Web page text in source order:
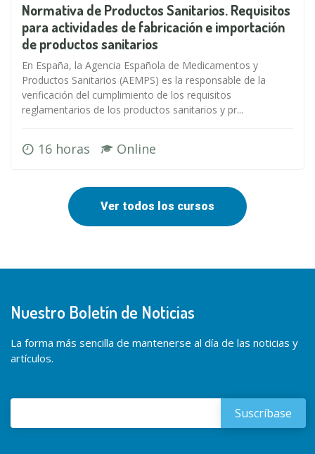
Normativa de Productos Sanitarios. Requisitos
para actividades de fabricación e importación
de productos sanitarios
En España, la Agencia Española de Medicamentos y
Productos Sanitarios (AEMPS) es la responsable de la
verificación del cumplimiento de los requisitos
reglamentarios de los productos sanitarios y pr...
16 horas Online
Ver todos los cursos
Nuestro Boletín de Noticias
La forma más sencilla de mantenerse al día de las noticias y
artículos.